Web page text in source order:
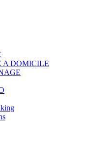
A DOMICILE